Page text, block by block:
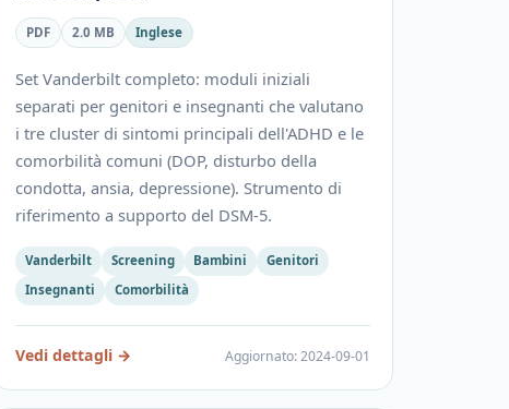
PDF 2.0 MB Inglese
Set Vanderbilt completo: moduli iniziali
separati per genitori e insegnanti che valutano
i tre cluster di sintomi principali dell'ADHD e le
comorbilità comuni (DOP, disturbo della
condotta, ansia, depressione). Strumento di
riferimento a supporto del DSM-5.
Vanderbilt Screening Bambini
Genitori
Insegnanti
Comorbilità
Vedi dettagli → Aggiornato:2024-09-01